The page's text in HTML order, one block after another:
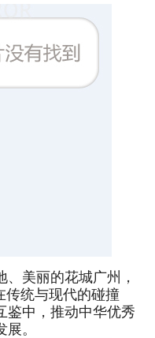
美丽的花城广州，
传统与现代的碰撞
鉴中，推动中华优秀
。